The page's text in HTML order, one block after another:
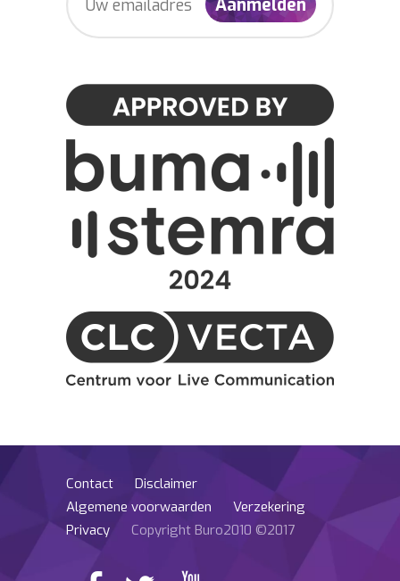
Contact
Disclaimer
Algemene voorwaarden
Verzekering
Privacy
Copyright Buro2010 ©2017